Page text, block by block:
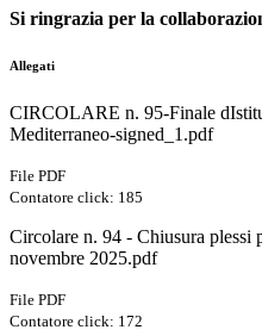
Si ringrazia per la
Allegati
CIRCOLARE n. 95-Finale
Mediterraneo-signed_1.pdf
File PDF
Contatore click: 185
Circolare n. 94 - Chiusura plessi
novembre 2025.pdf
File PDF
Contatore click: 172